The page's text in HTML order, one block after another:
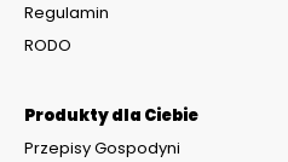
Regulamin
RODO
Produkty dla Ciebie
Przepisy Gospodyni